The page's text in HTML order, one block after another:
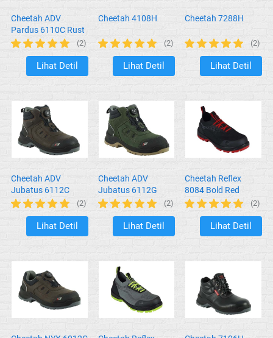
Cheetah ADV
Pardus 6110C Rust
(2)
`Lihat Detil
Cheetah 4108H
(2)
`Lihat Detil
Cheetah 7288H
(2)
`Lihat Detil
Cheetah ADV
Jubatus 6112C
Rust
(2)
`
Lihat Detil
Cheetah ADV
Jubatus 6112G
Forest
(2)
`
Lihat Detil
Cheetah Reflex
8084 Bold Red
(2)
`
Lihat Detil